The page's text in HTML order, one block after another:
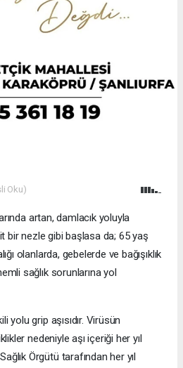
Oku)
artan, damlacık yoluyla
bir nezle gibi başlasa da; 65 yaş
olanlarda, gebelerde ve bağışıklık
sağlık sorunlarına yol
yolu grip aşısıdır. Virüsün
nedeniyle aşı içeriği her yıl
Örgütü tarafından her yıl